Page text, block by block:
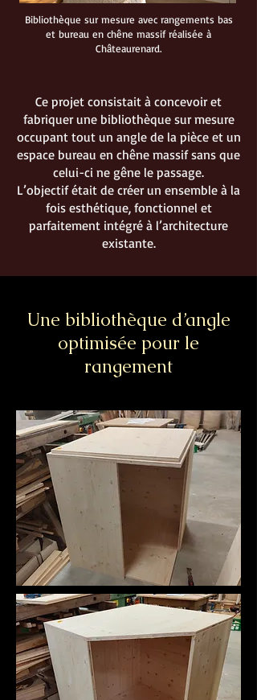
Bibliothèque sur mesure avec rangements bas
et bureau en chêne massif réalisée à
Châteaurenard.
Ce projet consistait à concevoir et
fabriquer une bibliothèque sur mesure
occupant tout un angle de la pièce et un
espace bureau en chêne massif sans que
celui-ci ne gêne le passage.
L’objectif était de créer un ensemble à la
fois esthétique, fonctionnel et
parfaitement intégré à l’architecture
existante.
Une bibliothèque d’angle
optimisée pour le
rangement